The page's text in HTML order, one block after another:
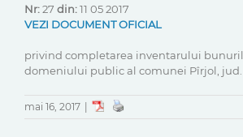
Nr:27 din:11 05 2017
VEZI DOCUMENT OFICIAL
privind completarea inventarului
domeniului public al comunei Pîrjol, jud.
mai 16, 2017